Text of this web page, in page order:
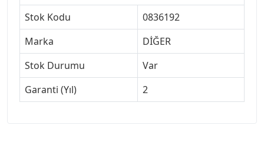
Stok Kodu
0836192
Marka
DİĞER
Stok Durumu
Var
Garanti (Yıl)
2